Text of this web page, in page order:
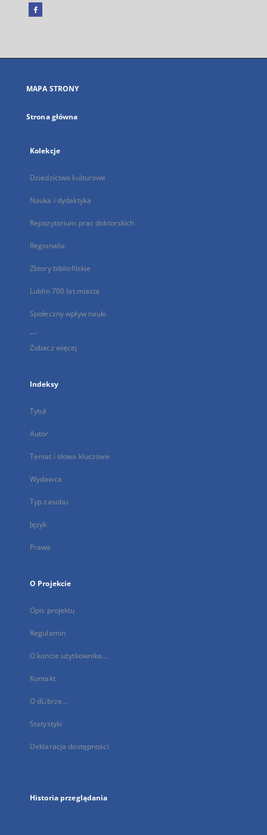
Facebook
się
karcie
MAPA STRONY
Strona główna
Kolekcje
Dziedzictwo kulturowe
Nauka i dydaktyka
Repozytorium prac doktorskich
Regionalia
Zbiory bibliofilskie
Lublin 700 lat miasta
Społeczny wpływ nauki
...
Zobacz więcej
Indeksy
Tytuł
Autor
Temat i słowa kluczowe
Wydawca
Typ zasobu
Język
Prawa
O Projekcie
Opis projektu
Regulamin
O koncie użytkownika...
Kontakt
O dLibrze...
Statystyki
Deklaracja dostępności
Historia przeglądania